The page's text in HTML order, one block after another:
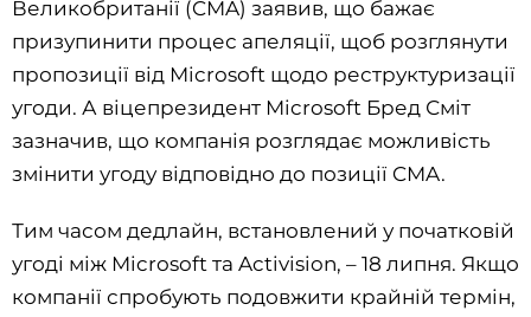
Великобританії (CMA) заявив, що бажає
призупинити процес апеляції, щоб розглянути
пропозиції від Microsoft щодо реструктуризації
угоди. А віцепрезидент Microsoft Бред Сміт
зазначив, що компанія розглядає можливість
змінити угоду відповідно до позиції CMA.
Тим часом дедлайн, встановлений у початковій
угоді між Microsoft та Activision, – 18 липня. Якщо
компанії спробують подовжити крайній термін,